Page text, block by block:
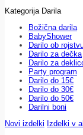
Kategorija Darila
Božična darila
BabyShower
Darilo ob
Darilo za dečka
Darilo za
Party program
Darilo do 15€
Darilo do 30€
Darilo do 50€
Darilni boni
Novi izdelki Izdelki v